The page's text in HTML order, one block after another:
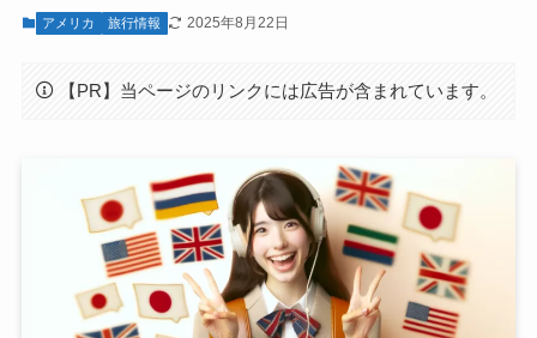
アメリカ 旅行情報 2025年8月22日
【PR】当ページのリンクには広告が含まれています。